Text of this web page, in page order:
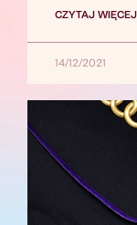
CZYTAJ
14/12/2021